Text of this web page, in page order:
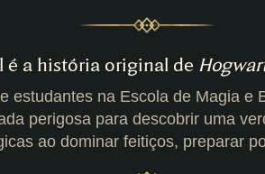
é a história original de
estudantes na Escola de Magia e
perigosa para descobrir uma
ao dominar feitiços, preparar